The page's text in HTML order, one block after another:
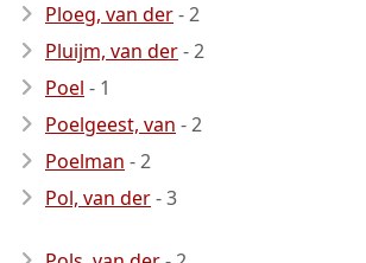
Ploeg, van der- 2
Pluijm, van der- 2
Poel - 1
Poelgeest, van - 2
Poelman - 2
Pol, van der- 3